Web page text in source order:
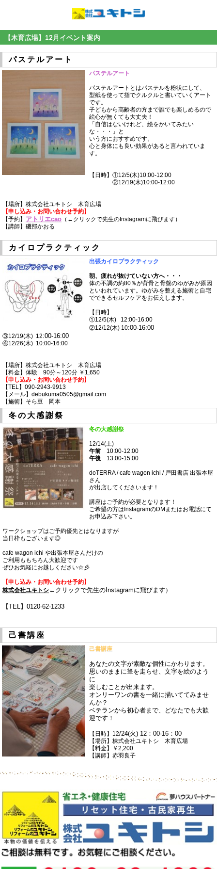
【木育広場】12月イベント案内
パステルアート
パステルアート
パステルアートとはパステルを粉状にして、
型紙を使って指でクルクルと書いていくアート
です。
子どもから高齢者の方まで誰でも楽しめるので
絵心が無くても大丈夫！
「自信はないけれど、絵をかいてみたい
な・・・」と
いう方におすすめです。
心と身体にも良い効果があると言われていま
す。
【日時】①12/5(木)10:00-12:00
②12/19(木)10:00-12:00
【場所】株式会社ユキトシ 木育広場
【申し込み・お問い合わせ予約】
【予約】 アトリエcao （←クリックで先生のInstagramに飛びます）
【講師】磯部かおる
カイロプラクティック
出張カイロプラクティック
朝、疲れが抜けていない方へ・・・
体の不調の約80％が背骨と骨盤のゆがみが原因
といわれています。ゆがみを整える施術と自宅
でできるセルフケアをお伝えします。
【日時】
①12/5(木) 12:00-16:00
②12/12(木) 10:00-16:00
③12/19(木) 12:00-16:00
④12/26(木) 10:00-16:00
【場所】株式会社ユキトシ 木育広場
【料金】体験 90分～120分 ￥1,650
【申し込み・お問い合わせ予約】
【TEL】090-2943-9913
【メール】debukuma0505@gmail.com
【施術】そら豆 岡本
冬の大感謝祭
冬の大感謝祭
12/14(土)
午前 10:00-12:00
午後 13:00-15:00
doTERRA / cafe wagon ichi / 戸田書店 出張本屋
さん
が出店してくださいます！
講座はご予約が必要となります！
ご希望の方はInstagramのDMまたはお電話にて
お申込み下さい。
ワークショップはご予約優先とはなりますが
当日枠もございます◎
cafe wagon ichi や出張本屋さんだけの
ご利用ももちろん大歓迎です
ぜひお気軽にお越しください☆彡
【申し込み・お問い合わせ予約】
株式会社ユキトシ←クリックで先生のInstagramに飛びます）
【TEL】0120-62-1233
己書講座
己書講座
あなたの文字が素敵な個性にかわります。
思いのままに筆を走らせ、文字を絵のよう
に
楽しむことが出来ます。
オンリーワンの書を一緒に描いててみませ
んか？
ベテランから初心者まで、どなたでも大歓
迎です！
【日時】12/24(火) 12：00-16：00
【場所】株式会社ユキトシ 木育広場
【料金】￥2,200
【講師】赤羽良子